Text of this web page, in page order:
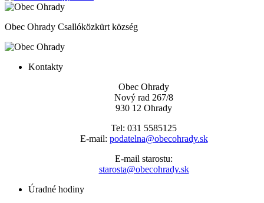
Obec Ohrady Csallóközkürt község
Kontakty
Obec Ohrady
Nový rad 267/8
930 12 Ohrady
Tel: 031 5585125
E-mail: podatelna@obecohrady.sk
E-mail starostu:
starosta@obecohrady.sk
Úradné hodiny